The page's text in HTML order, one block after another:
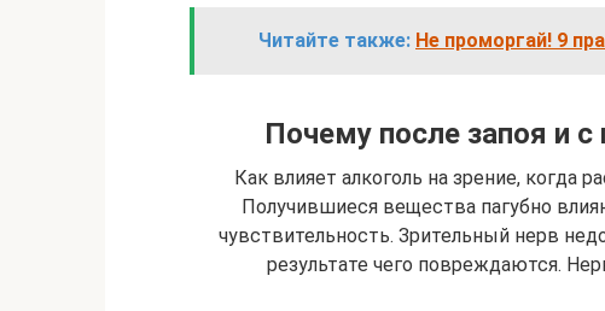
Читайте также: Не проморгай! 9
Почему после запоя и с
Как влияет алкоголь на зрение, когда
Получившиеся вещества пагубно
чувствительность. Зрительный нерв
результате чего повреждаются.